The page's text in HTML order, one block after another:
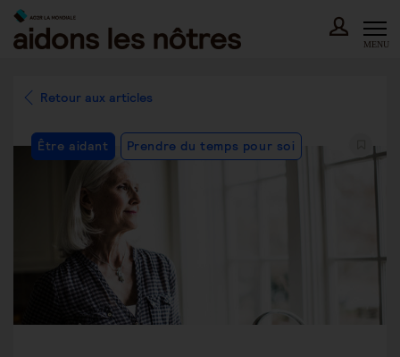
Skip
content
MENU
Retour aux articles
Category:
Être aidant Prendre du temps pour soi